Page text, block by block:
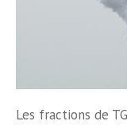
Les fractions de